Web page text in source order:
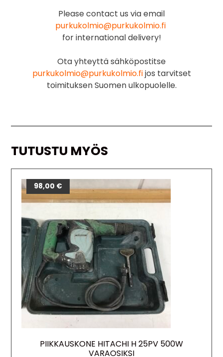
Please contact us via email
purkukolmio@purkukolmio.fi
for international delivery!
Ota yhteyttä sähköpostitse
purkukolmio@purkukolmio.fijos tarvitset
toimituksen Suomen ulkopuolelle.
TUTUSTU MYÖS
PIIKKAUSKONE HITACHI H 25PV 500W
VARAOSIKSI
98,00 €